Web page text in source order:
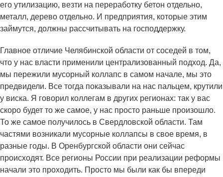
его утилизацию, везти на переработку бетон отдельно,
металл, дерево отдельно. И предприятия, которые этим
займутся, должны рассчитывать на господдержку.
Главное отличие Челябинской области от соседей в том,
что у нас власти применили централизованный подход. Да,
мы пережили мусорный коллапс в самом начале, мы это
предвидели. Все тогда показывали на нас пальцем, крутили
у виска. Я говорил коллегам в других регионах: так у вас
скоро будет то же самое, у нас просто раньше произошло.
То же самое получилось в Свердловской области. Там
частями возникали мусорные коллапсы в свое время, в
разные годы. В Оренбургской области они сейчас
происходят. Все регионы России при реализации реформы
начали это проходить. Просто мы были как бы впереди